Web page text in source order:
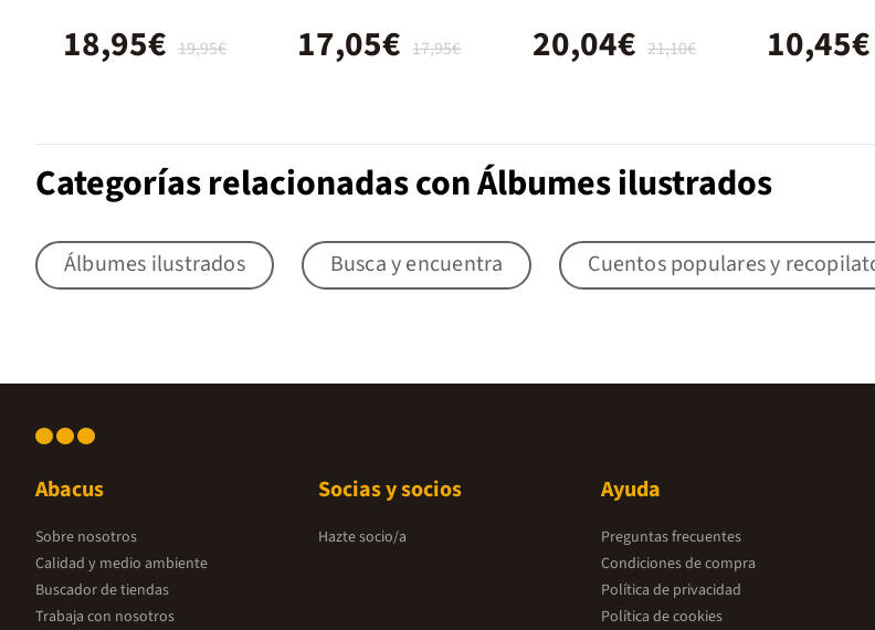
19,95€
18,95€ 17,95€
17,05€ 21,10€
20,04€ 10,45€
Categorías relacionadas con Álbumes ilustrados
Álbumes ilustrados Busca y encuentra Cuentos populares y
Abacus
Sobre nosotros
Calidad y medio ambiente
Buscador de tiendas
Trabaja con nosotros
Socias y socios
Hazte socio/a
Ayuda
Preguntas frecuentes
Condiciones de compra
Política de privacidad
Política de cookies